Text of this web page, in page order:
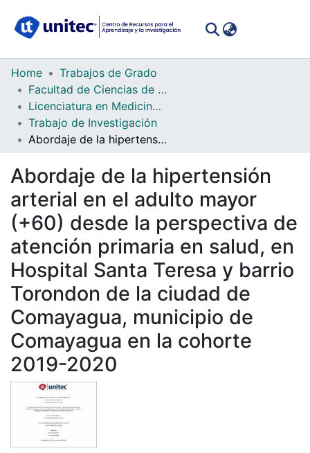
Communities
Collections
All of DSpace
Statistics
Home
Trabajos de Grado
Facultad de Ciencias de la Salud
Licenciatura en Medicina y Cirugía
Trabajo de Investigación
Abordaje de la hipertensión arterial en el adulto mayor (+60) desde la perspectiva de atención primaria en salud, en Hospital Santa Teresa y barrio Torondon de la ciudad de Comayagua, municipio de Comayagua en la cohorte 2019-2020
Abordaje de la hipertensión
arterial en el adulto mayor
(+60) desde la perspectiva de
atención primaria en salud, en
Hospital Santa Teresa y barrio
Torondon de la ciudad de
Comayagua, municipio de
Comayagua en la cohorte
2019-2020